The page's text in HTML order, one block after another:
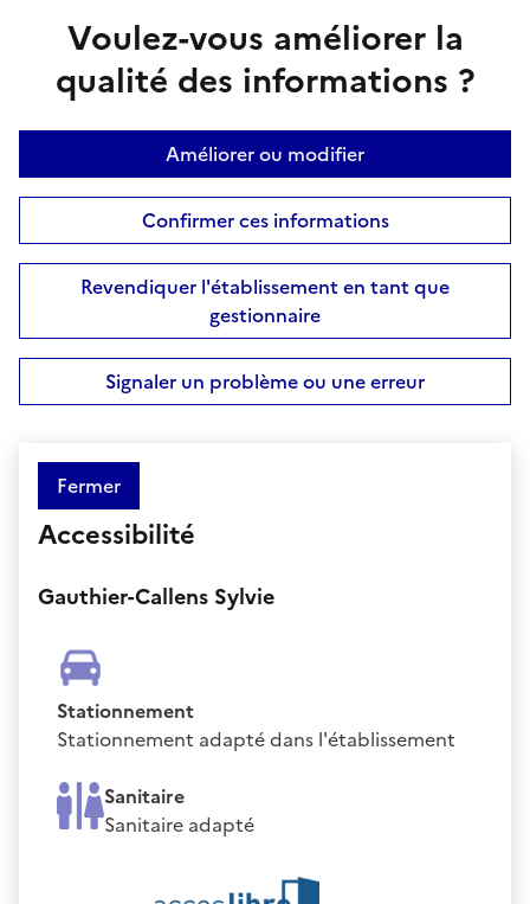
Voulez-vous améliorer la
qualité des informations ?
Améliorer ou modifier
Confirmer ces informations
Revendiquer l'établissement en tant que
gestionnaire
Signaler un problème ou une erreur
Fermer
Accessibilité
Gauthier-Callens Sylvie
Stationnement
Stationnement adapté dans l'établissement
Sanitaire
Sanitaire adapté